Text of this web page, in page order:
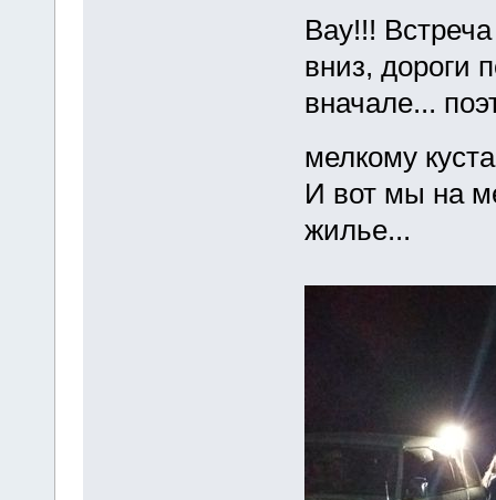
Вау!!!
вниз, дороги
вначале...
мелкому
И вот мы на
жилье...